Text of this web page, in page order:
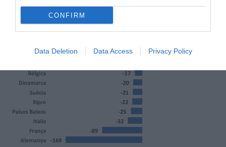
CONFIRM
Data Deletion Data Access Privacy Policy